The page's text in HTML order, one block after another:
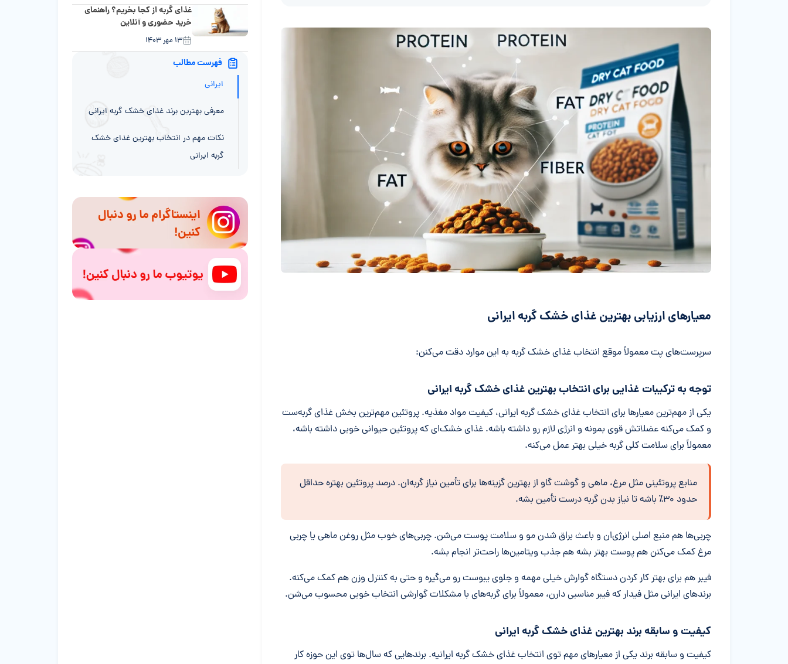
معیارهای ارزیابی بهترین غذای خشک گربه ایرانی
سرپرست‌های پت معمولاً موقع انتخاب غذای خشک گربه به این موارد دقت می‌کنن:
توجه به ترکیبات غذایی برای انتخاب بهترین غذای خشک گربه ایرانی
یکی از مهم‌ترین معیارها برای انتخاب غذای خشک گربه ایرانی، کیفیت مواد مغذیه. پروتئین مهم‌ترین بخش غذای گربه‌ست
و کمک می‌کنه عضلاتش قوی بمونه و انرژی لازم رو داشته باشه. غذای خشک‌ای که پروتئین حیوانی خوبی داشته باشه،
معمولاً برای سلامت کلی گربه خیلی بهتر عمل می‌کنه.
منابع پروتئینی مثل مرغ، ماهی و گوشت گاو از بهترین گزینه‌ها برای تأمین نیاز گربه‌ان. درصد پروتئین بهتره حداقل
حدود ۳۰٪ باشه تا نیاز بدن گربه درست تأمین بشه.
چربی‌ها هم منبع اصلی انرژی‌ان و باعث براق شدن مو و سلامت پوست می‌شن. چربی‌های خوب مثل روغن ماهی یا چربی
مرغ کمک می‌کنن هم پوست بهتر بشه هم جذب ویتامین‌ها راحت‌تر انجام بشه.
فیبر هم برای بهتر کار کردن دستگاه گوارش خیلی مهمه و جلوی یبوست رو می‌گیره و حتی به کنترل وزن هم کمک می‌کنه.
برندهای ایرانی مثل فیدار که فیبر مناسبی دارن، معمولاً برای گربه‌های با مشکلات گوارشی انتخاب خوبی محسوب می‌شن.
کیفیت و سابقه برند بهترین غذای خشک گربه ایرانی
کیفیت و سابقه برند یکی از معیارهای مهم توی انتخاب غذای خشک گربه ایرانیه. برندهایی که سال‌ها توی این حوزه کار
غذای گربه از کجا بخریم؟ راهنمای
خرید حضوری و آنلاین
۱۳ مهر ۱۴۰۳
فهرست مطالب
معیارهای ارزیابی بهترین غذای خشک گربه
ایرانی
معرفی بهترین برند غذای خشک گربه ایرانی
نکات مهم در انتخاب بهترین غذای خشک
گربه ایرانی
ایرانی در مقایسه با برندهای خارجی